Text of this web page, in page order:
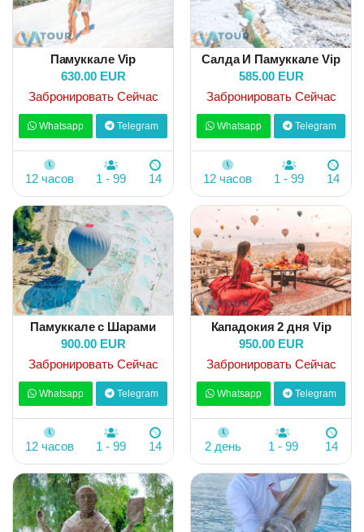
Памуккале Vip
630.00 EUR
Забронировать Сейчас
Whatsapp Telegram
12 часов 1 - 99 14
Салда И Памуккале Vip
585.00 EUR
Забронировать Сейчас
Whatsapp Telegram
12 часов 1 - 99 14
Памуккале с Шарами
900.00 EUR
Забронировать Сейчас
Whatsapp Telegram
12 часов 1 - 99 14
Кападокия 2 дня Vip
950.00 EUR
Забронировать Сейчас
Whatsapp Telegram
2 день 1 - 99 14